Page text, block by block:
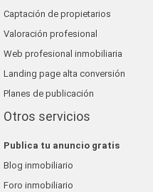
Captación de propietarios
Valoración profesional
Web profesional inmobiliaria
Landing page alta conversión
Planes de publicación
Otros servicios
Publica tu anuncio gratis
Blog inmobiliario
Foro inmobiliario